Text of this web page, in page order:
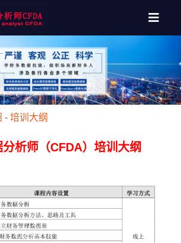
- 培训大纲
析师（CFDA）培训大纲